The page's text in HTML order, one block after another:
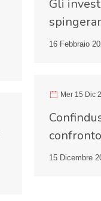
Gli
16 Febbraio
Mer 15 Dic
15 Dicembre